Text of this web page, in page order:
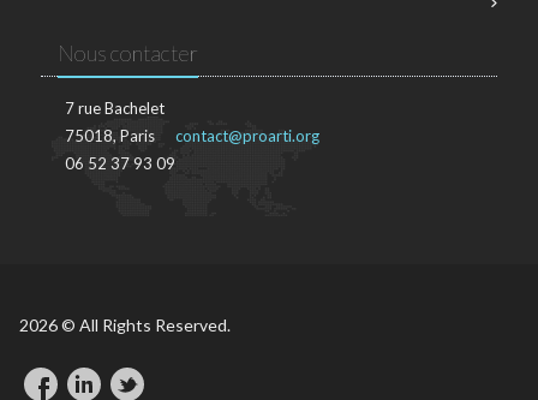
Nous contacter
7 rue Bachelet
75018, Paris
06 52 37 93 09
contact@proarti.org
2026 © All Rights Reserved.